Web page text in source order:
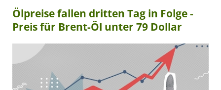
Ölpreise fallen dritten Tag in Folge -
Preis für Brent-Öl unter 79 Dollar